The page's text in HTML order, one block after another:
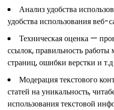
Анализ удобства
удобства использования веб-
Техническая оценка —
ссылок, правильность работы
страниц, ошибки верстки и т.д
Модерация текстового
статей на уникальность,
использования текстовой